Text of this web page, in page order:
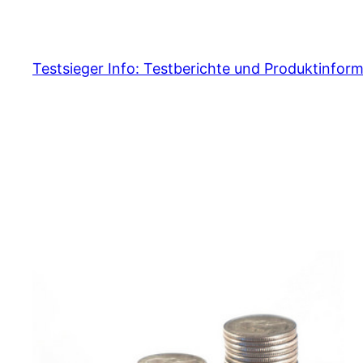
content
Testsieger Info: Testberichte und